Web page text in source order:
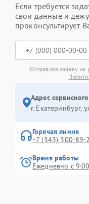
Если требуется
свои данные и
проконсультирует
Отправляя заявку на
Адрес
г. Екатеринбург,
Горячая линия
+7 (343) 300-89-
Время работы
Ежедневно с